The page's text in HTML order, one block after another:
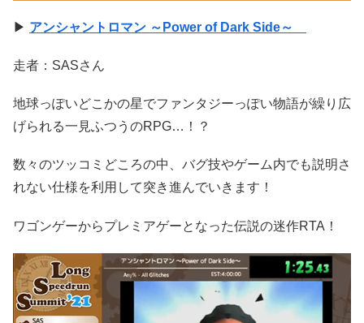
▶ アンシャントロマン ～Power of Dark Side～
走者：SASさん
地球っぽいどこかの星でファンタジーっぽい物語が繰り広
げられる一見ふつうのRPG…！？
数々のツッコミどころの中、バグ技やゲーム内でも説明さ
れない仕様を利用して突き進んでいきます！
ワゴンゲーからプレミアゲーとなった伝説の迷作RTA！